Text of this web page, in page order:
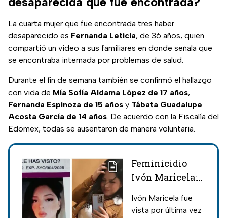
La cuarta mujer que fue encontrada tres haber
desaparecido es Fernanda Leticia, de 36 años, quien
compartió un video a sus familiares en donde señala que
se encontraba internada por problemas de salud.
Durante el fin de semana también se confirmó el hallazgo
con vida de Mía Sofía Aldama López de 17 años,
Fernanda Espinoza de 15 años y Tábata Guadalupe
Acosta García de 14 años. De acuerdo con la Fiscalía del
Edomex, todas se ausentaron de manera voluntaria.
Feminicidio
Ivón Maricela:
a joven
Ivón Maricela fue
vista por última vez